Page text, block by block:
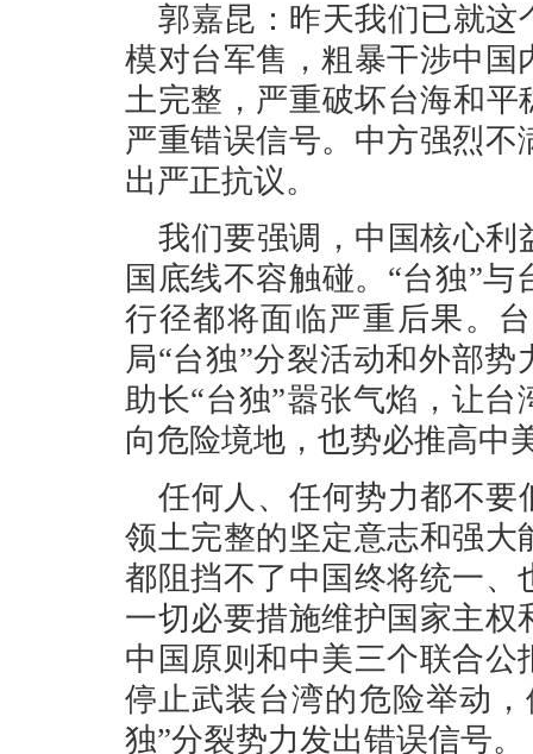
郭嘉昆：昨天我们已就这
模对台军售，粗暴干涉中
土完整，严重破坏台海和平
严重错误信号。中方强烈
出严正抗议。
我们要强调，中国核心利
国底线不容触碰。“台独”
行径都将面临严重后果。
局“台独”分裂活动和外部
助长“台独”嚣张气焰，让
向危险境地，也势必推高中
任何人、任何势力都不要
领土完整的坚定意志和强
都阻挡不了中国终将统一
一切必要措施维护国家主
中国原则和中美三个联合
停止武装台湾的危险举动
独”分裂势力发出错误信号。